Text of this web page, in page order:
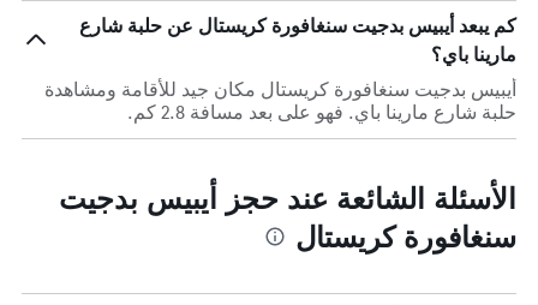
كم يبعد أيبيس بدجيت سنغافورة كريستال عن حلبة شارع
مارينا باي؟
أيبيس بدجيت سنغافورة كريستال مكان جيد للأقامة ومشاهدة
حلبة شارع مارينا باي. فهو على بعد مسافة 2.8 كم.
الأسئلة الشائعة عند حجز أيبيس بدجيت
سنغافورة كريستال